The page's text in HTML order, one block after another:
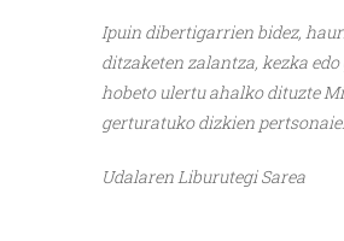
Ipuin dibertigarrien bidez,
ditzaketen zalantza, kezka
hobeto ulertu ahalko dituzte
gerturatuko dizkien
Udalaren Liburutegi Sarea